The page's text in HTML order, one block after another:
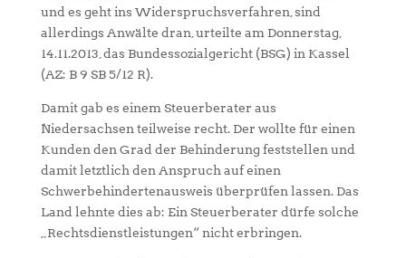
und es geht ins Widerspruchsverfahren, sind
allerdings Anwälte dran, urteilte am Donnerstag,
14.11.2013, das Bundessozialgericht (BSG) in Kassel
(AZ: B 9 SB 5/12 R).
Damit gab es einem Steuerberater aus
Niedersachsen teilweise recht. Der wollte für einen
Kunden den Grad der Behinderung feststellen und
damit letztlich den Anspruch auf einen
Schwerbehindertenausweis überprüfen lassen. Das
Land lehnte dies ab: Ein Steuerberater dürfe solche
„Rechtsdienstleistungen“ nicht erbringen.